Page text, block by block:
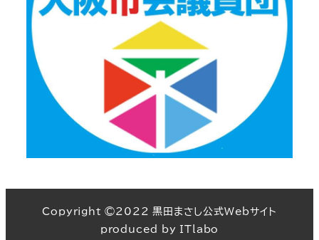
Copyright ©2022 黒田まさし公式Webサイト
produced byITlabo